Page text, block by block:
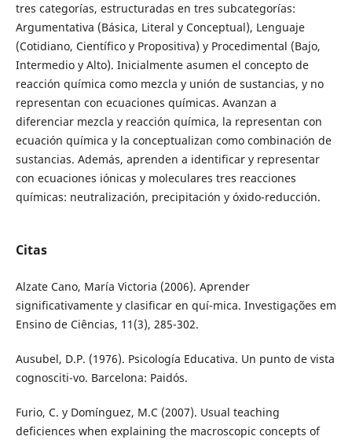
tres categorías, estructuradas en tres subcategorías:
Argumentativa (Básica, Literal y Conceptual), Lenguaje
(Cotidiano, Científico y Propositiva) y Procedimental (Bajo,
Intermedio y Alto). Inicialmente asumen el concepto de
reacción química como mezcla y unión de sustancias, y no
representan con ecuaciones químicas. Avanzan a
diferenciar mezcla y reacción química, la representan con
ecuación química y la conceptualizan como combinación de
sustancias. Además, aprenden a identificar y representar
con ecuaciones iónicas y moleculares tres reacciones
químicas: neutralización, precipitación y óxido-reducción.
Citas
Alzate Cano, María Victoria (2006). Aprender
significativamente y clasificar en quí-mica. Investigações em
Ensino de Ciências, 11(3), 285-302.
Ausubel, D.P. (1976). Psicología Educativa. Un punto de vista
cognosciti-vo. Barcelona: Paidós.
Furio, C. y Domínguez, M.C (2007). Usual teaching
deficiences when explaining the macroscopic concepts of